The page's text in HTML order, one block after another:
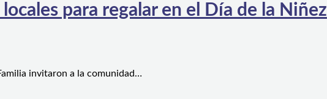
para regalar en el Día de la Niñez
invitaron a la comunidad…